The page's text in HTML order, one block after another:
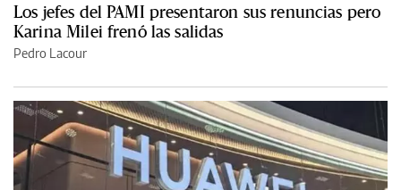
Los jefes del PAMI presentaron sus renuncias pero
Karina Milei frenó las salidas
Pedro Lacour